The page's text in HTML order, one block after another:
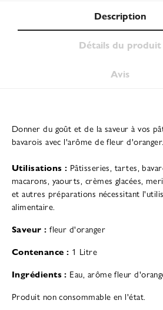
Description
Détails du produit
Avis
Donner du goût et de la saveur à vos
bavarois avec l'arôme de fleur d'oranger.
Utilisations : Pâtisseries, tartes,
macarons, yaourts, crèmes glacées,
et autres préparations nécessitant
alimentaire.
Saveur :fleur d'oranger
Contenance : 1 Litre
Ingrédients : Eau, arôme fleur
Produit non consommable en l'état.